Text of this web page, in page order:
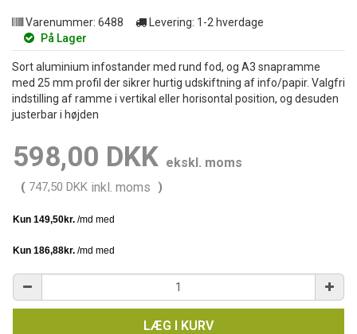
Varenummer: 6488 Levering: 1-2 hverdage
På Lager
Sort aluminium infostander med rund fod, og A3 snapramme
med 25 mm profil der sikrer hurtig udskiftning af info/papir. Valgfri
indstilling af ramme i vertikal eller horisontal position, og desuden
justerbar i højden
598,00 DKK ekskl. moms
( 747,50 DKK inkl. moms )
LÆG I KURV